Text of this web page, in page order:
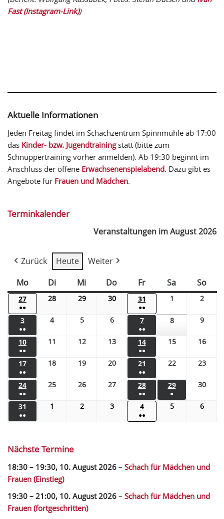
Fast (Instagram-Link))
Aktuelle Informationen
Jeden Freitag findet im Schachzentrum Spinnmühle ab 17:00
das Kinder- bzw. Jugendtrainingstatt (bitte zum
Schnuppertraining vorher anmelden). Ab 19:30 beginnt im
Anschluss der offene Erwachsenenspielabend. Dazu gibt es
Angebote für Frauen und Mädchen.
Terminkalender
Veranstaltungen im August 2026
Zurück Heute
Weiter
Mo
Di Mi Do Fr Sa So
27
●●
28 29 30 31
●●
1 2
3
●●
4 5 6 7
●●
8 9
10
●●
11 12 13 14
●●
15 16
17
●●
18 19 20 21
●●
22 23
24
●●
25 26 27 28
●●
29
●
30
31
●●
1 2 3 4
●●
5 6
Nächste Termine
18:30 – 19:30, 10. August 2026 – Schach für Mädchen und
Frauen (Einstieg)
19:30 – 21:00, 10. August 2026 – Schach für Mädchen und
Frauen (fortgeschritten)